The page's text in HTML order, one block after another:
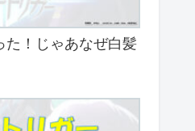
た！じゃあなぜ白髪